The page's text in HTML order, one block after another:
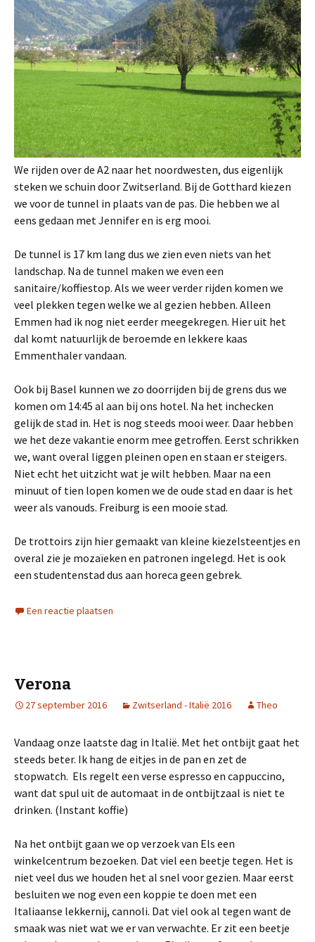
We rijden over de A2 naar het noordwesten, dus eigenlijk
steken we schuin door Zwitserland. Bij de Gotthard kiezen
we voor de tunnel in plaats van de pas. Die hebben we al
eens gedaan met Jennifer en is erg mooi.
De tunnel is 17 km lang dus we zien even niets van het
landschap. Na de tunnel maken we even een
sanitaire/koffiestop. Als we weer verder rijden komen we
veel plekken tegen welke we al gezien hebben. Alleen
Emmen had ik nog niet eerder meegekregen. Hier uit het
dal komt natuurlijk de beroemde en lekkere kaas
Emmenthaler vandaan.
Ook bij Basel kunnen we zo doorrijden bij de grens dus we
komen om 14:45 al aan bij ons hotel. Na het inchecken
gelijk de stad in. Het is nog steeds mooi weer. Daar hebben
we het deze vakantie enorm mee getroffen. Eerst schrikken
we, want overal liggen pleinen open en staan er steigers.
Niet echt het uitzicht wat je wilt hebben. Maar na een
minuut of tien lopen komen we de oude stad en daar is het
weer als vanouds. Freiburg is een mooie stad.
De trottoirs zijn hier gemaakt van kleine kiezelsteentjes en
overal zie je mozaïeken en patronen ingelegd. Het is ook
een studentenstad dus aan horeca geen gebrek.
Een reactie plaatsen
Verona
27 september 2016 Zwitserland - Italië 2016 Theo
Vandaag onze laatste dag in Italië. Met het ontbijt gaat het
steeds beter. Ik hang de eitjes in de pan en zet de
stopwatch. Els regelt een verse espresso en cappuccino,
want dat spul uit de automaat in de ontbijtzaal is niet te
drinken. (Instant koffie)
Na het ontbijt gaan we op verzoek van Els een
winkelcentrum bezoeken. Dat viel een beetje tegen. Het is
niet veel dus we houden het al snel voor gezien. Maar eerst
besluiten we nog even een koppie te doen met een
Italiaanse lekkernij, cannoli. Dat viel ook al tegen want de
smaak was niet wat we er van verwachte. Er zit een beetje